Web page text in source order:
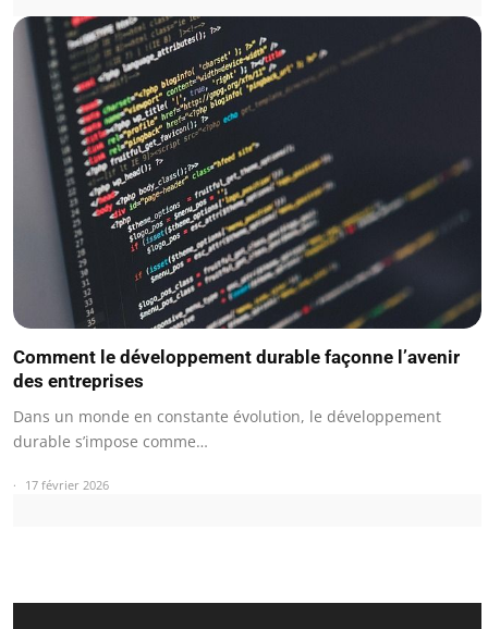
Comment le développement durable façonne l’avenir
des entreprises
Dans un monde en constante évolution, le développement
durable s’impose comme…
17 février 2026